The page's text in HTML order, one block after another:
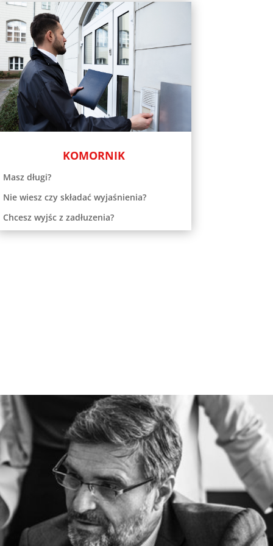
KOMORNIK
Masz długi?
Nie wiesz czy składać wyjaśnienia?
Chcesz wyjśc z zadłuzenia?